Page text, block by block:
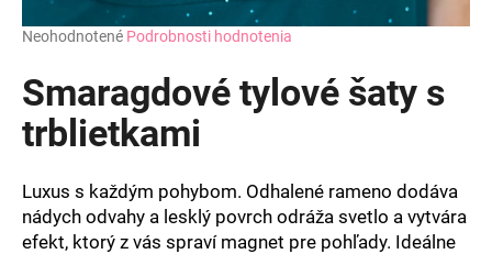
Priemerné
produktu
je
0,0
z
hviezdičiek.
Neohodnotené Podrobnosti hodnotenia
Smaragdové tylové šaty s
trblietkami
Luxus s každým pohybom. Odhalené rameno dodáva
nádych odvahy a lesklý povrch odráža svetlo a vytvára
efekt, ktorý z vás spraví magnet pre pohľady. Ideálne